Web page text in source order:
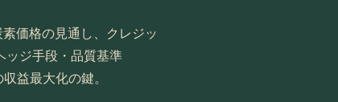
価格の見通し、クレジッ
ッジ手段・品質基準
益最大化の鍵。